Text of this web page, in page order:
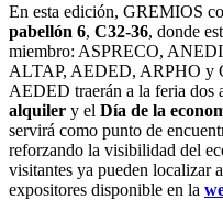
En esta edición, GREMIOS
pabellón 6, C32-36, donde
miembro: ASPRECO,
ALTAP, AEDED, ARPHO y
AEDED traerán a la feria dos
alquiler y el Día de la
servirá como punto de
reforzando la visibilidad del
visitantes ya pueden
expositores disponible en la